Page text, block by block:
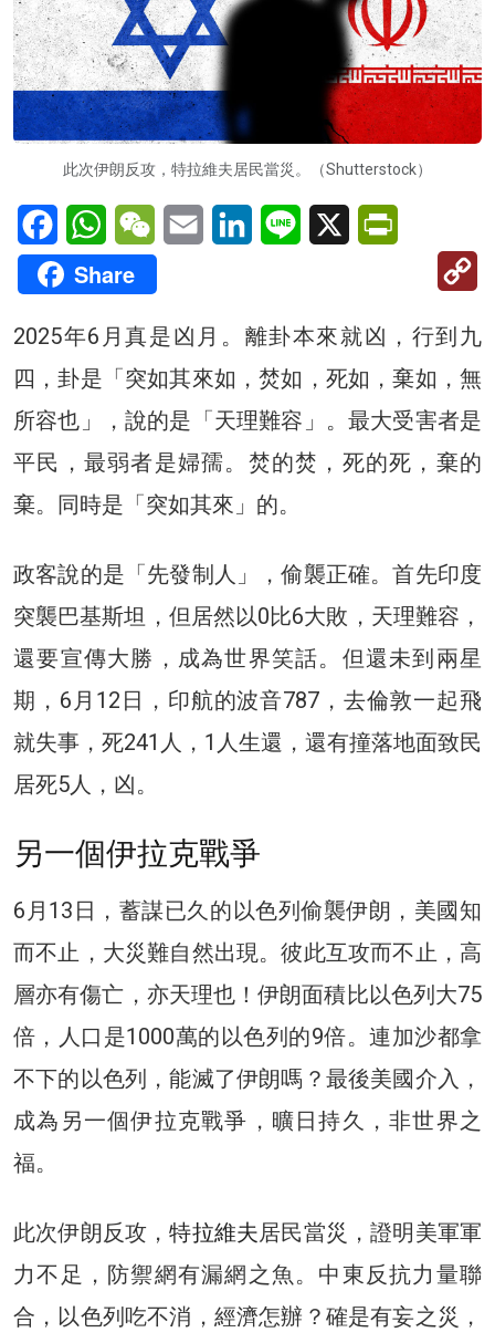
此次伊朗反攻，特拉維夫居民當災。（Shutterstock）
FacebookWhatsAppWeChatEmail LinkedInLine X
Share
2025年6月真是凶月。離卦本來就凶，行到九
四，卦是「突如其來如，焚如，死如，棄如，無
所容也」，說的是「天理難容」。最大受害者是
平民，最弱者是婦孺。焚的焚，死的死，棄的
棄。同時是「突如其來」的。
政客說的是「先發制人」，偷襲正確。首先印度
突襲巴基斯坦，但居然以0比6大敗，天理難容，
還要宣傳大勝，成為世界笑話。但還未到兩星
期，6月12日，印航的波音787，去倫敦一起飛
就失事，死241人，1人生還，還有撞落地面致民
居死5人，凶。
另一個伊拉克戰爭
6月13日，蓄謀已久的以色列偷襲伊朗，美國知
而不止，大災難自然出現。彼此互攻而不止，高
層亦有傷亡，亦天理也！伊朗面積比以色列大75
倍，人口是1000萬的以色列的9倍。連加沙都拿
不下的以色列，能滅了伊朗嗎？最後美國介入，
成為另一個伊拉克戰爭，曠日持久，非世界之
福。
此次伊朗反攻，特拉維夫居民當災，證明美軍軍
力不足，防禦網有漏網之魚。中東反抗力量聯
合，以色列吃不消，經濟怎辦？確是有妄之災，